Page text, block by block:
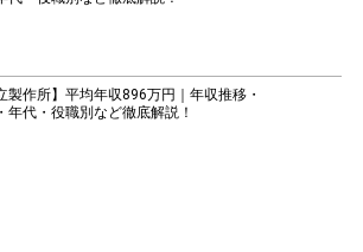
製作所】平均年収896万円｜年収推移・
年代・役職別など徹底解説！